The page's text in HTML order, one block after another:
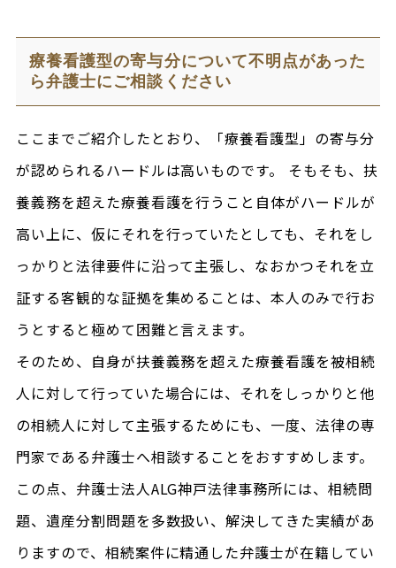
療養看護型の寄与分について不明点があった
ら弁護士にご相談ください
ここまでご紹介したとおり、「療養看護型」の寄与分
が認められるハードルは高いものです。 そもそも、扶
養義務を超えた療養看護を行うこと自体がハードルが
高い上に、仮にそれを行っていたとしても、それをし
っかりと法律要件に沿って主張し、なおかつそれを立
証する客観的な証拠を集めることは、本人のみで行お
うとすると極めて困難と言えます。
そのため、自身が扶養義務を超えた療養看護を被相続
人に対して行っていた場合には、それをしっかりと他
の相続人に対して主張するためにも、一度、法律の専
門家である弁護士へ相談することをおすすめします。
この点、弁護士法人ALG神戸法律事務所には、相続問
題、遺産分割問題を多数扱い、解決してきた実績があ
りますので、相続案件に精通した弁護士が在籍してい